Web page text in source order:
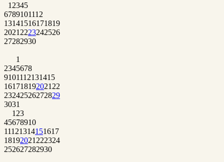
1 2345
6789101112
13141516171819
2021 2223242526
27282930
1
2345678
9101112131415
161718192021 22
23242526272829
3031
1 23
45678910
11121314151617
18192021 222324
252627282930